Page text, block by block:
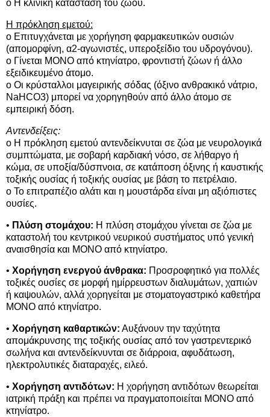
o Η κλινική κατάσταση του ζώου.
Η πρόκληση εμετού:
o Επιτυγχάνεται με χορήγηση φαρμακευτικών ουσιών
(απομορφίνη, α2-αγωνιστές, υπεροξείδιο του υδρογόνου).
o Γίνεται ΜΟΝΟ από κτηνίατρο, φροντιστή ζώων ή άλλο
εξειδικευμένο άτομο.
o Οι κρύσταλλοι μαγειρικής σόδας (όξινο ανθρακικό νάτριο,
NaHCO3) μπορεί να χορηγηθούν από άλλο άτομο σε
εμπειρική δόση.
Αντενδείξεις:
o Η πρόκληση εμετού αντενδείκνυται σε ζώα με νευρολογικά
συμπτώματα, με σοβαρή καρδιακή νόσο, σε λήθαργο ή
κώμα, σε υποξία/δύσπνοια, σε κατάποση όξινης ή καυστικής
τοξικής ουσίας ή τοξικής ουσίας με βάση το πετρέλαιο.
o Το επιτραπέζιο αλάτι και η μουστάρδα είναι μη αξιόπιστες
ουσίες.
• Πλύση στομάχου: Η πλύση στομάχου γίνεται σε ζώα με
καταστολή του κεντρικού νευρικού συστήματος υπό γενική
αναισθησία και ΜΟΝΟ από κτηνίατρο.
• Χορήγηση ενεργού άνθρακα: Προσροφητικό για πολλές
τοξικές ουσίες σε μορφή ημίρρευστων διαλυμάτων, χαπιών
ή καψουλών, αλλά χορηγείται με στοματογαστρικό καθετήρα
ΜΟΝΟ από κτηνίατρο.
• Χορήγηση καθαρτικών: Αυξάνουν την ταχύτητα
απομάκρυνσης της τοξικής ουσίας από τον γαστρεντερικό
σωλήνα και αντενδείκνυνται σε διάρροια, αφυδάτωση,
ηλεκτρολυτικές διαταραχές, ειλεό.
• Χορήγηση αντιδότων: Η χορήγηση αντιδότων θεωρείται
ιατρική πράξη και πρέπει να πραγματοποιείται ΜΟΝΟ από
κτηνίατρο.